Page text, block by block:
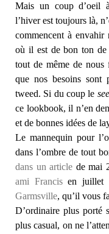
Mais un coup d’oeil
l’hiver est toujours là,
commencent à envahir
où il est de bon ton de
tout de même de nous
que nos besoins
tweed. Si du coup le
ce lookbook, il n’en
et de bonnes idées de
Le mannequin pour
dans l’ombre de tout
dans un article de mai
ami Francisen juillet
Garmsville, qu’il vous
D’ordinaire plus porté
plus casual, on ne